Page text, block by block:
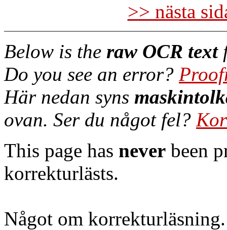
>> nästa
Below is the raw OCR text
Do you see an error?
Här nedan syns
ovan. Ser du något fel?
This page has never been
korrekturlästs.
Något om korrekturläsning.